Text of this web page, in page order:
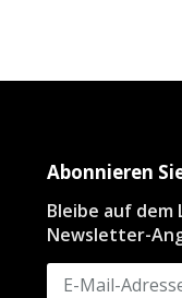
Abonnieren
Bleibe auf
Newsletter-